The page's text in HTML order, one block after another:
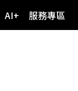
AI+ 服務專區